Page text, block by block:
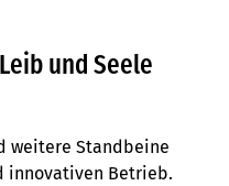
und Seele
weitere Standbeine
innovativen Betrieb.